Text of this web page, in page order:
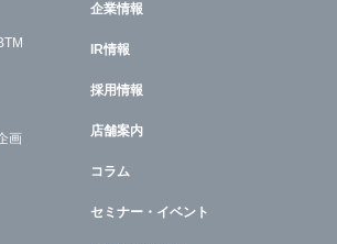
画
企業情報
IR情報
採用情報
店舗案内
コラム
セミナー・イベント